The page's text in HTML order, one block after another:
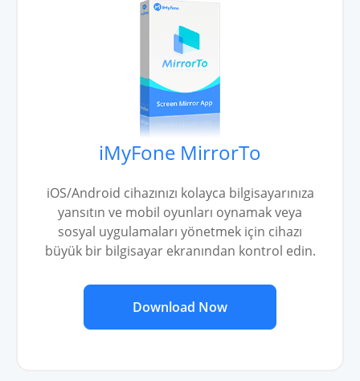
iMyFone MirrorTo
iOS/Android cihazınızı kolayca bilgisayarınıza
yansıtın ve mobil oyunları oynamak veya
sosyal uygulamaları yönetmek için cihazı
büyük bir bilgisayar ekranından kontrol edin.
Download Now